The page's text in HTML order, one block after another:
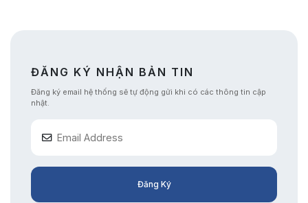
ĐĂNG KÝ NHẬN BẢN TIN
Đăng ký email hệ thống sẽ tự động gửi khi có các thông tin cập
nhật.
Đăng Ký